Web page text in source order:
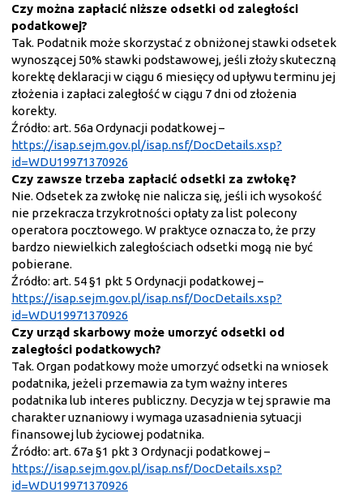
Czy można zapłacić niższe odsetki od zaległości
podatkowej?
Tak. Podatnik może skorzystać z obniżonej stawki odsetek
wynoszącej 50% stawki podstawowej, jeśli złoży skuteczną
korektę deklaracji w ciągu 6 miesięcy od upływu terminu jej
złożenia i zapłaci zaległość w ciągu 7 dni od złożenia
korekty.
Źródło: art. 56a Ordynacji podatkowej –
https://isap.sejm.gov.pl/isap.nsf/DocDetails.xsp?
id=WDU19971370926
Czy zawsze trzeba zapłacić odsetki za zwłokę?
Nie. Odsetek za zwłokę nie nalicza się, jeśli ich wysokość
nie przekracza trzykrotności opłaty za list polecony
operatora pocztowego. W praktyce oznacza to, że przy
bardzo niewielkich zaległościach odsetki mogą nie być
pobierane.
Źródło: art. 54 §1 pkt 5 Ordynacji podatkowej –
https://isap.sejm.gov.pl/isap.nsf/DocDetails.xsp?
id=WDU19971370926
Czy urząd skarbowy może umorzyć odsetki od
zaległości podatkowych?
Tak. Organ podatkowy może umorzyć odsetki na wniosek
podatnika, jeżeli przemawia za tym ważny interes
podatnika lub interes publiczny. Decyzja w tej sprawie ma
charakter uznaniowy i wymaga uzasadnienia sytuacji
finansowej lub życiowej podatnika.
Źródło: art. 67a §1 pkt 3 Ordynacji podatkowej –
https://isap.sejm.gov.pl/isap.nsf/DocDetails.xsp?
id=WDU19971370926